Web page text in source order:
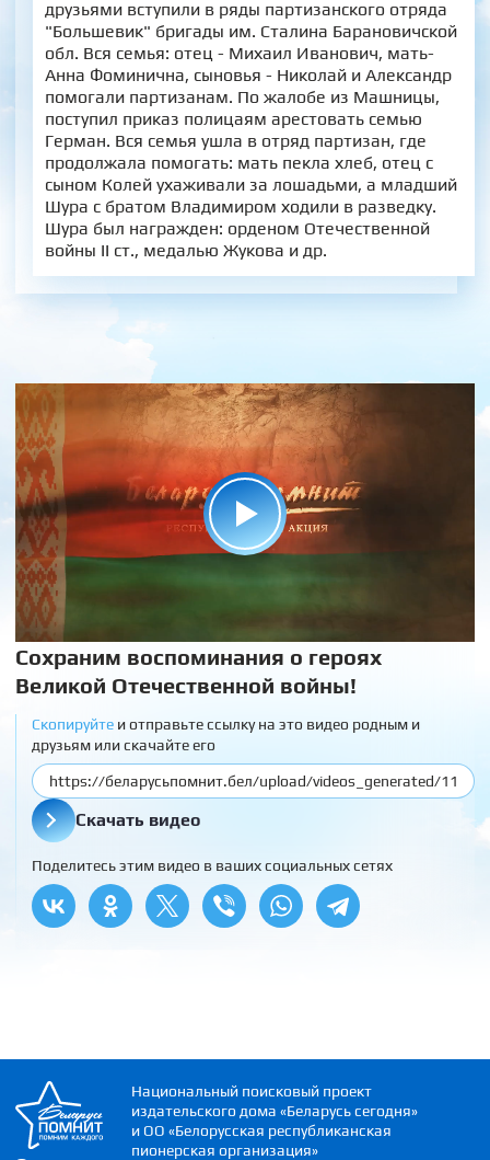
друзьями вступили в ряды партизанского отряда
"Большевик" бригады им. Сталина Барановичской
обл. Вся семья: отец - Михаил Иванович, мать-
Анна Фоминична, сыновья - Николай и Александр
помогали партизанам. По жалобе из Машницы,
поступил приказ полицаям арестовать семью
Герман. Вся семья ушла в отряд партизан, где
продолжала помогать: мать пекла хлеб, отец с
сыном Колей ухаживали за лошадьми, а младший
Шура с братом Владимиром ходили в разведку.
Шура был награжден: орденом Отечественной
войны II ст., медалью Жукова и др.
Сохраним воспоминания о героях
Великой Отечественной войны!
Скопируйтеи отправьте ссылку на это видео родным и
друзьям или скачайте его
Скачать видео
Поделитесь этим видео в ваших социальных сетях
Национальный поисковый проект
издательского дома «Беларусь сегодня»
и ОО «Белорусская республиканская
пионерская организация»